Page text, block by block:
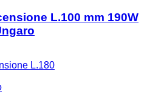
L.100 mm 190W